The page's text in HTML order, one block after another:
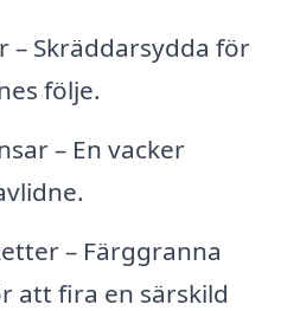
– Skräddarsydda för
följe.
– En vacker
– Färggranna
att fira en särskild